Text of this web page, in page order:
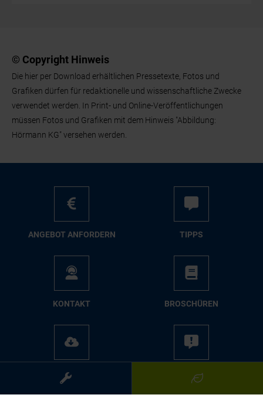
© Copyright Hinweis
Die hier per Download erhältlichen Pressetexte, Fotos und
Grafiken dürfen für redaktionelle und wissenschaftliche Zwecke
verwendet werden. In Print- und Online-Veröffentlichungen
müssen Fotos und Grafiken mit dem Hinweis "Abbildung:
Hörmann KG" versehen werden.
AN­GE­BOT AN­FOR­DERN TIPPS
KON­TAKT BRO­SCHÜ­REN
ME­DIA­CEN­TER PRES­SE